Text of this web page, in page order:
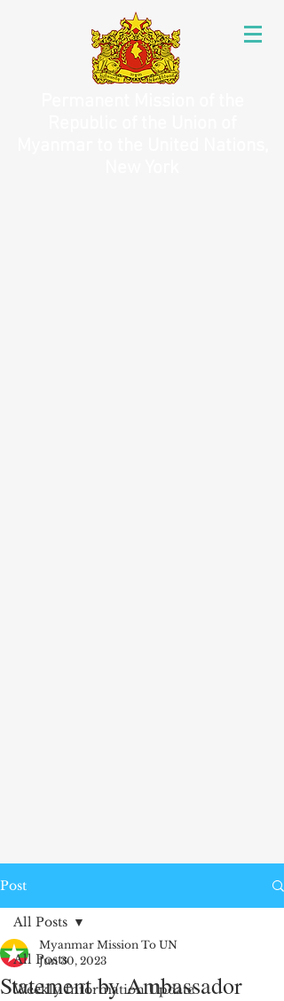
Post
All Posts
Weekly Information Update
All Posts
Statement by Ambassador
Myanmar Mission To UN
Jun 30, 2023